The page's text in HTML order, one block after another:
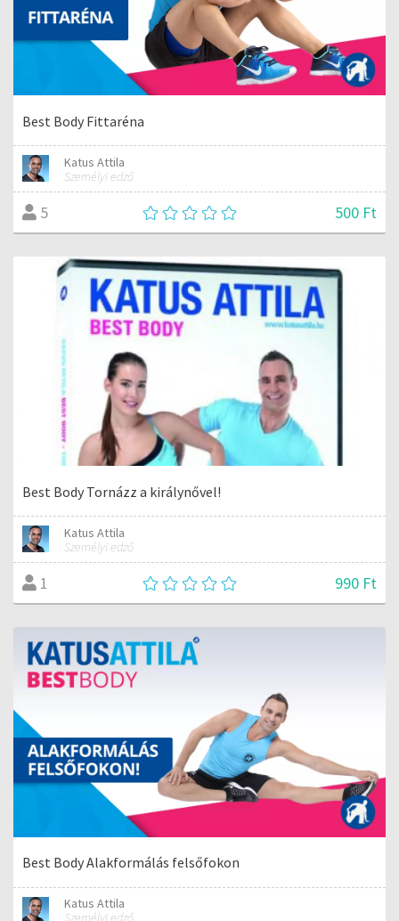
Best Body Fittaréna
Katus Attila
Személyi edző
5 500 Ft
Best Body Tornázz a királynővel!
Katus Attila
Személyi edző
1 990 Ft
Best Body Alakformálás felsőfokon
Katus Attila
Személyi edző